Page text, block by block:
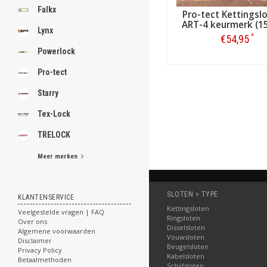
Falkx
Lynx
Powerlock
Pro-tect
Starry
Tex-Lock
TRELOCK
Meer merken
KLANTENSERVICE
Veelgestelde vragen | FAQ
Over ons
Algemene voorwaarden
Disclaimer
Privacy Policy
Betaalmethoden
Pro-tect
ART-4 keurmerk
€54,95 *
SLOTEN > TYPE
Kettingsloten
Ringsloten
Disselsloten
Vouwsloten
Beugelsloten
Kabelsloten